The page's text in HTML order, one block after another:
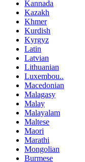
Kannada
Kazakh
Khmer
Kurdish
Kyrgyz
Latin
Latvian
Lithuanian
Luxembou..
Macedonian
Malagasy
Malay
Malayalam
Maltese
Maori
Marathi
Mongolian
Burmese